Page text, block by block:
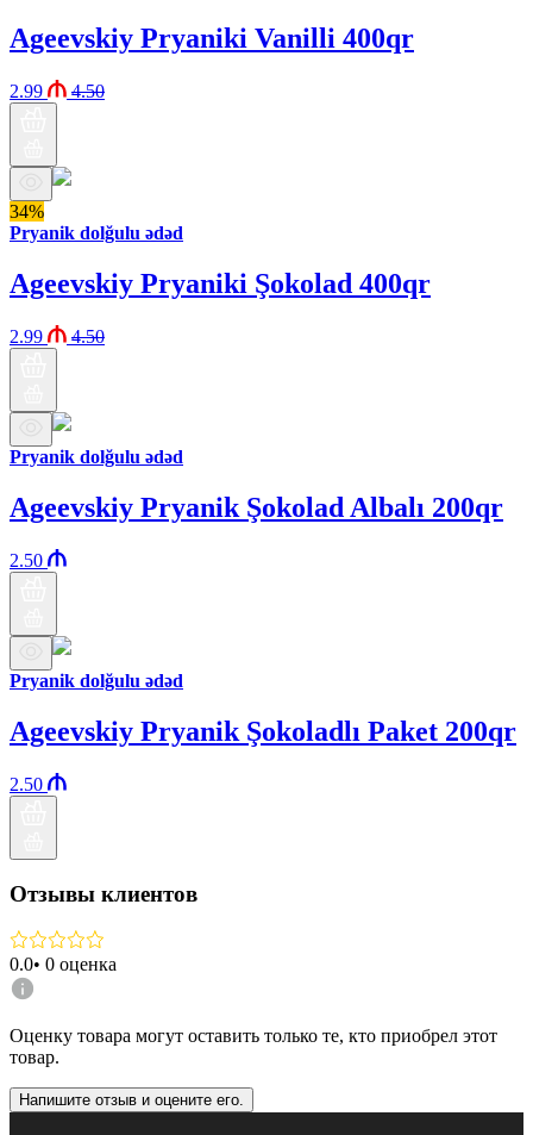
Ageevskiy Pryaniki Vanilli 400qr
2.99 4.50
34%
Pryanik dolğulu ədəd
Ageevskiy Pryaniki Şokolad 400qr
2.99 4.50
Pryanik dolğulu ədəd
Ageevskiy Pryanik Şokolad Albalı 200qr
2.50
Pryanik dolğulu ədəd
Ageevskiy Pryanik Şokoladlı Paket 200qr
2.50
Отзывы клиентов
0.0• 0 оценка
Оценку товара могут оставить только те, кто приобрел этот
товар.
Напишите отзыв и оцените его.